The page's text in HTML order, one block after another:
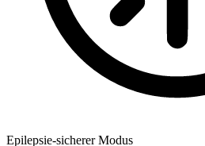
Epilepsie-sicherer Modus